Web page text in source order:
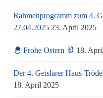
Rahmenprogramm zum 4.
27.04.2025 23. April 2025
🐣 Frohe Ostern 🐰 18.
Der 4. Geislarer Haus-
18. April 2025